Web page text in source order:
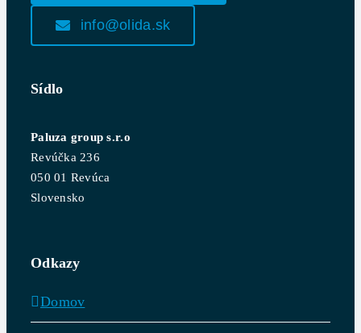
info@olida.sk
Sídlo
Paluza group s.r.o
Revúčka 236
050 01 Revúca
Slovensko
Odkazy
Domov